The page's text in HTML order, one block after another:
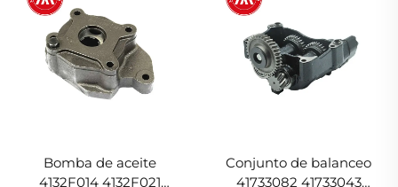
Bomba de aceite
4132F014 4132F021
Conjunto de balanceo
41733082 41733043